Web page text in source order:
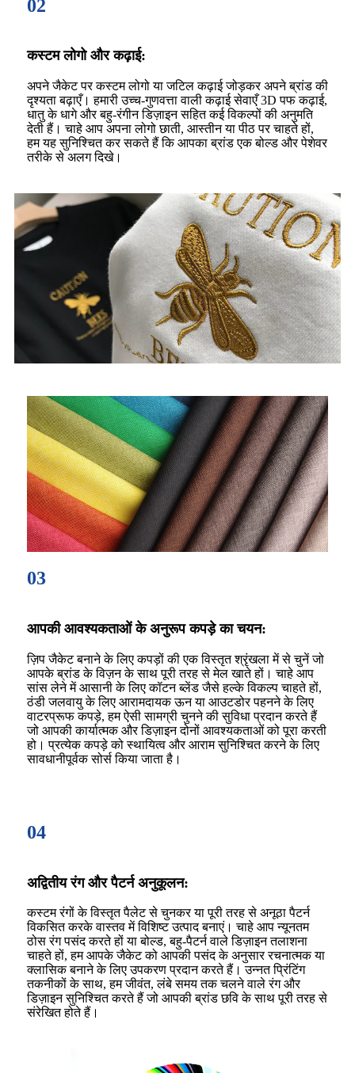
02
कस्टम लोगो और कढ़ाई:
अपने जैकेट पर कस्टम लोगो या जटिल कढ़ाई जोड़कर अपने ब्रांड की
दृश्यता बढ़ाएँ। हमारी उच्च-गुणवत्ता वाली कढ़ाई सेवाएँ 3D पफ कढ़ाई,
धातु के धागे और बहु-रंगीन डिज़ाइन सहित कई विकल्पों की अनुमति
देती हैं। चाहे आप अपना लोगो छाती, आस्तीन या पीठ पर चाहते हों,
हम यह सुनिश्चित कर सकते हैं कि आपका ब्रांड एक बोल्ड और पेशेवर
तरीके से अलग दिखे।
03
आपकी आवश्यकताओं के अनुरूप कपड़े का चयन:
ज़िप जैकेट बनाने के लिए कपड़ों की एक विस्तृत श्रृंखला में से चुनें जो
आपके ब्रांड के विज़न के साथ पूरी तरह से मेल खाते हों। चाहे आप
सांस लेने में आसानी के लिए कॉटन ब्लेंड जैसे हल्के विकल्प चाहते हों,
ठंडी जलवायु के लिए आरामदायक ऊन या आउटडोर पहनने के लिए
वाटरप्रूफ कपड़े, हम ऐसी सामग्री चुनने की सुविधा प्रदान करते हैं
जो आपकी कार्यात्मक और डिज़ाइन दोनों आवश्यकताओं को पूरा करती
हो। प्रत्येक कपड़े को स्थायित्व और आराम सुनिश्चित करने के लिए
सावधानीपूर्वक सोर्स किया जाता है।
04
अद्वितीय रंग और पैटर्न अनुकूलन:
कस्टम रंगों के विस्तृत पैलेट से चुनकर या पूरी तरह से अनूठा पैटर्न
विकसित करके वास्तव में विशिष्ट उत्पाद बनाएं। चाहे आप न्यूनतम
ठोस रंग पसंद करते हों या बोल्ड, बहु-पैटर्न वाले डिज़ाइन तलाशना
चाहते हों, हम आपके जैकेट को आपकी पसंद के अनुसार रचनात्मक या
क्लासिक बनाने के लिए उपकरण प्रदान करते हैं। उन्नत प्रिंटिंग
तकनीकों के साथ, हम जीवंत, लंबे समय तक चलने वाले रंग और
डिज़ाइन सुनिश्चित करते हैं जो आपकी ब्रांड छवि के साथ पूरी तरह से
संरेखित होते हैं।